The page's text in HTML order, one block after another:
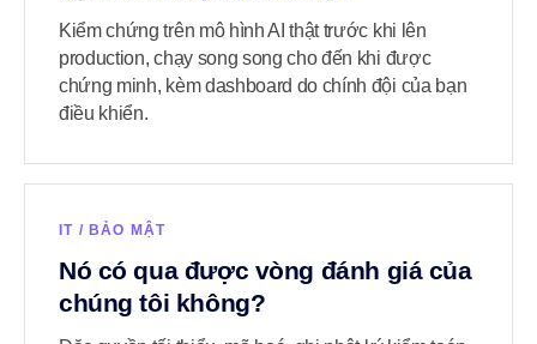
Kiểm chứng trên mô hình AI thật trước khi lên
production, chạy song song cho đến khi được
chứng minh, kèm dashboard do chính đội của bạn
điều khiển.
IT / BẢO MẬT
Nó có qua được vòng đánh giá của
chúng tôi không?